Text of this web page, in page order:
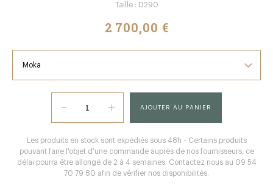
Taille : D290
2 700,00 €
AJOUTER AU PANIER
Les produits en stock sont expédiés sous 48h - Certains produits
pouvant faire l'objet d'une commande auprès de nos fournisseurs, ce
délai pourra être allongé de 2 à 4 semaines. Contactez nous au 09 54
70 79 80 afin de vérifier nos disponibilités.